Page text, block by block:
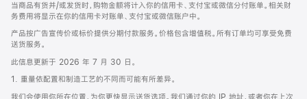
当商品有货并/或发货时，购物金额将计入你的信用卡、支付宝或微信分付账单。相关财
务费用将显示在你的信用卡对账单、支付宝或微信账户中。
产品按广告宣传价或标价提供分期付款服务。价格包含增值税。所有订单均可享受免费
送货服务。
此信息更新于 2026 年 7 月 30 日。
1. 重量依配置和制造工艺的不同而可能有所差异。
我们会使用你所在位置，为你更快显示送货选项。我们通过你的 IP 地址，或者你在上次